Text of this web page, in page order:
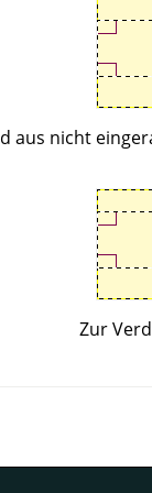
aus nicht
Zur